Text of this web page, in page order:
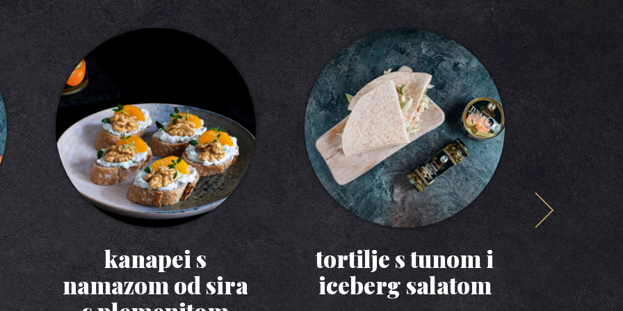
kanapei s
namazom od sira
tortilje s tunom i
iceberg salatom